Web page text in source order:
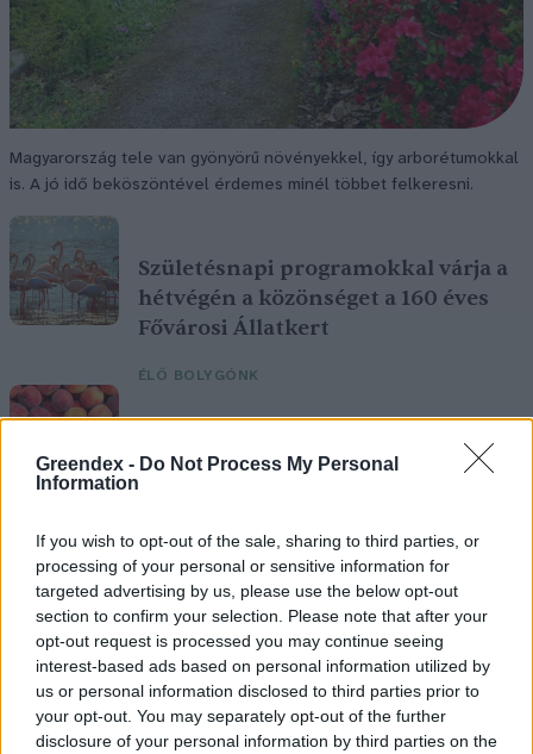
Greendex - Do Not Process My Personal
Information
If you wish to opt-out of the sale, sharing to third parties, or
processing of your personal or sensitive information for
targeted advertising by us, please use the below opt-out
section to confirm your selection. Please note that after your
opt-out request is processed you may continue seeing
interest-based ads based on personal information utilized by
us or personal information disclosed to third parties prior to
your opt-out. You may separately opt-out of the further
disclosure of your personal information by third parties on the
Magyarország tele van gyönyörű növényekkel, így arborétumokkal
is. A jó idő beköszöntével érdemes minél többet felkeresni.
Születésnapi programokkal várja a
hétvégén a közönséget a 160 éves
Fővárosi Állatkert
ÉLŐ BOLYGÓNK
Szedd magad őszibarack: itt vannak
a legjobb lelőhelyek!